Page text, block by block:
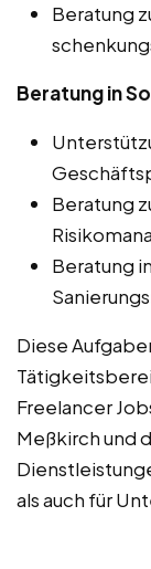
Beratung
Beratung in
Beratung
Beratung
Diese
Freelancer
Meßkirch und
als auch für